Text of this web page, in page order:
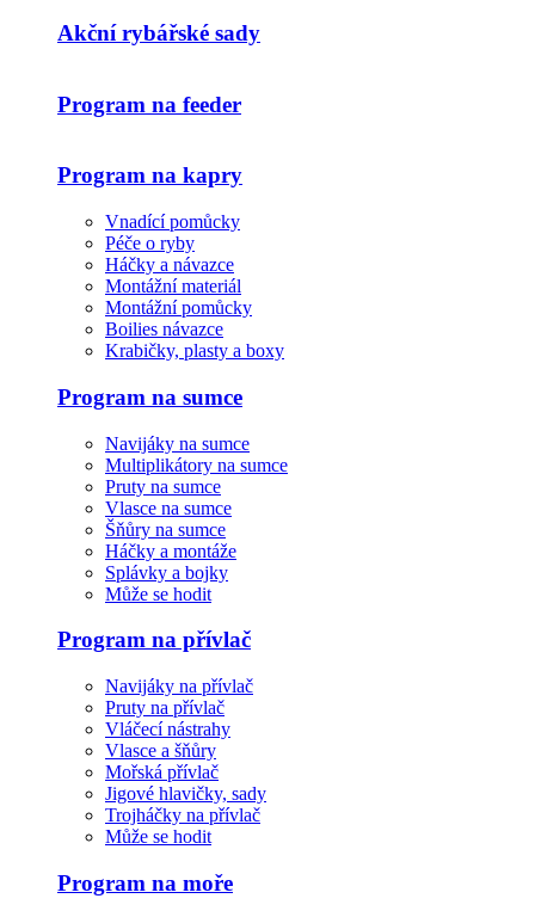
Akční rybářské sady
Program na feeder
Program na kapry
Vnadící pomůcky
Péče o ryby
Háčky a návazce
Montážní materiál
Montážní pomůcky
Boilies návazce
Krabičky, plasty a boxy
Program na sumce
Navijáky na sumce
Multiplikátory na sumce
Pruty na sumce
Vlasce na sumce
Šňůry na sumce
Háčky a montáže
Splávky a bojky
Může se hodit
Program na přívlač
Navijáky na přívlač
Pruty na přívlač
Vláčecí nástrahy
Vlasce a šňůry
Mořská přívlač
Jigové hlavičky, sady
Trojháčky na přívlač
Může se hodit
Program na moře